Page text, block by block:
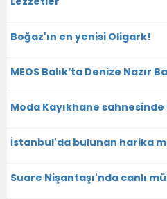
Boğaz'ın en yenisi Oligark!
MEOS Balık’ta Denize Nazır
Moda Kayıkhane
İstanbul'da bulunan harika
Suare Nişantaşı'nda canlı